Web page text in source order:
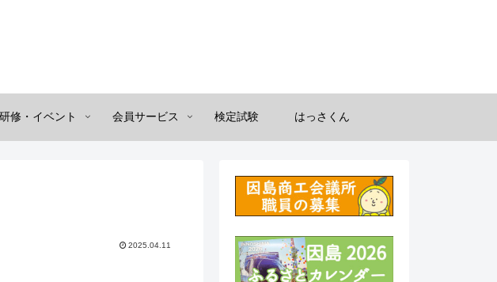
修・イベント 会員サービス 検定試験 はっさくん
2025.04.11